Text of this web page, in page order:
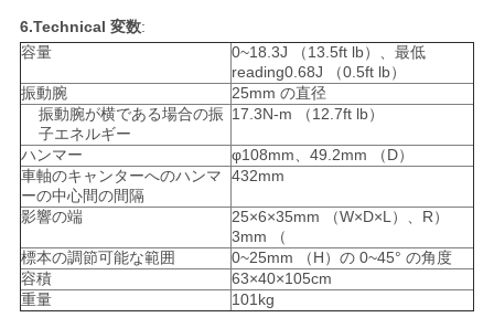
引
を
要
求
し
6.Technical 変数:
容量
0~18.3J （13.5ft lb）、最低
reading0.68J （0.5ft lb）
振動腕
25mm の直径
振動腕が横である場合の振
子エネルギー
17.3N-m （12.7ft lb）
ハンマー
φ108mm、49.2mm （D）
車軸のキャンターへのハンマ
ーの中心間の間隔
432mm
影響の端
25×6×35mm （W×D×L）、R）
3mm （
標本の調節可能な範囲
0~25mm （H）の 0~45° の角度
容積
63×40×105cm
重量
101kg